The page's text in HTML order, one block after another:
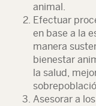
animal.
Efectuar
en base a la
manera
bienestar
la salud,
Asesorar a